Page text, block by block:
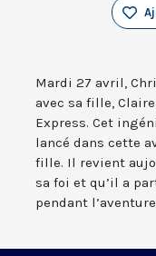
Mardi 27 avril,
avec sa fille,
Express. Cet
lancé dans cette
fille. Il revient
sa foi et qu’il a
pendant